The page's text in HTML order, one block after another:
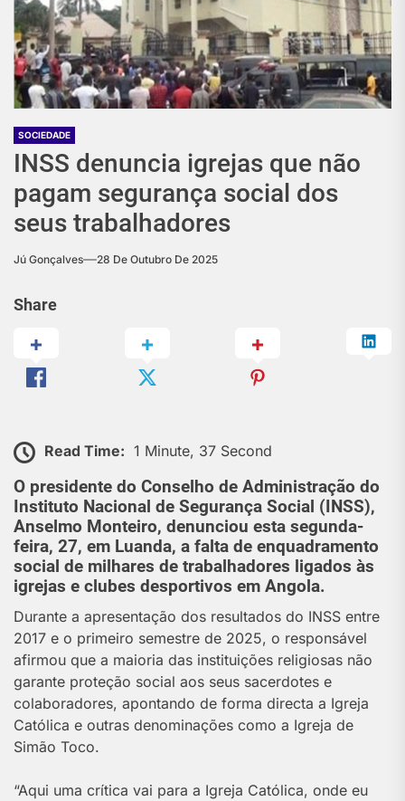
SOCIEDADE
INSS denuncia igrejas que não
pagam segurança social dos
seus trabalhadores
Jú Gonçalves 28 De Outubro De 2025
Share
Read Time: 1 Minute, 37 Second
O presidente do Conselho de Administração do
Instituto Nacional de Segurança Social (INSS),
Anselmo Monteiro, denunciou esta segunda-
feira, 27, em Luanda, a falta de enquadramento
social de milhares de trabalhadores ligados às
igrejas e clubes desportivos em Angola.
Durante a apresentação dos resultados do INSS entre
2017 e o primeiro semestre de 2025, o responsável
afirmou que a maioria das instituições religiosas não
garante proteção social aos seus sacerdotes e
colaboradores, apontando de forma directa a Igreja
Católica e outras denominações como a Igreja de
Simão Toco.
“Aqui uma crítica vai para a Igreja Católica, onde eu